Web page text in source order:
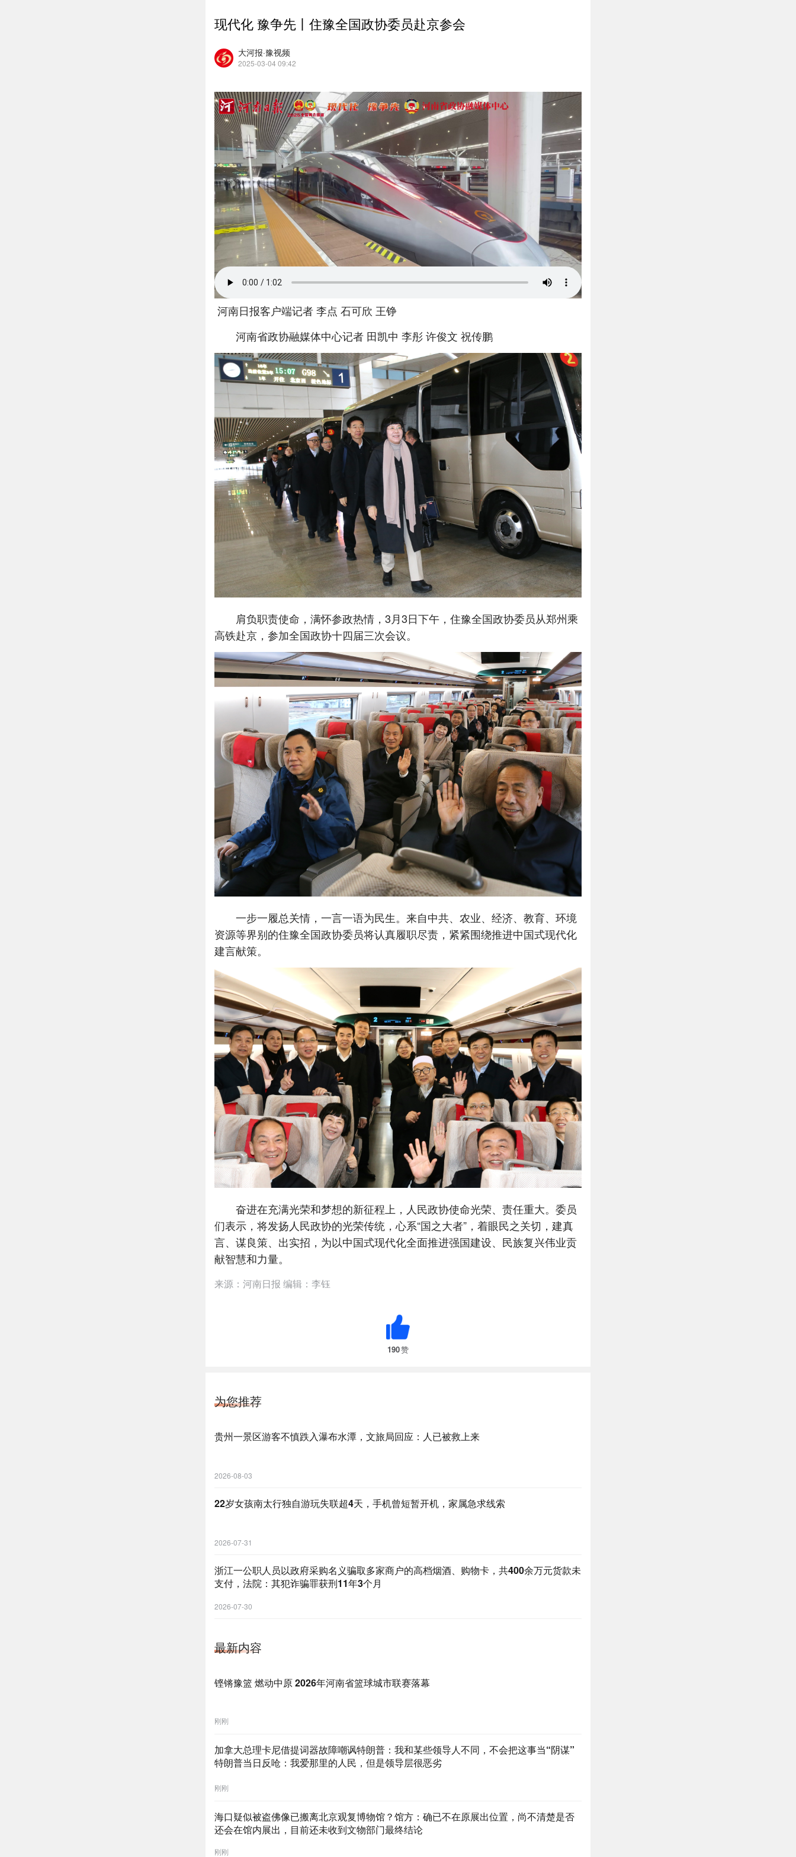
现代化 豫争先丨住豫全国政协委员赴京参会
大河报·豫视频
2025-03-04 09:42
河南日报客户端记者 李点 石可欣 王铮
河南省政协融媒体中心记者 田凯中 李彤 许俊文 祝传鹏
肩负职责使命，满怀参政热情，3月3日下午，住豫全国政协委员从郑州乘
高铁赴京，参加全国政协十四届三次会议。
一步一履总关情，一言一语为民生。来自中共、农业、经济、教育、环境
资源等界别的住豫全国政协委员将认真履职尽责，紧紧围绕推进中国式现代化
建言献策。
奋进在充满光荣和梦想的新征程上，人民政协使命光荣、责任重大。委员
们表示，将发扬人民政协的光荣传统，心系“国之大者”，着眼民之关切，建真
言、谋良策、出实招，为以中国式现代化全面推进强国建设、民族复兴伟业贡
献智慧和力量。
来源：河南日报 编辑：李钰
190赞
为您推荐
贵州一景区游客不慎跌入瀑布水潭，文旅局回应：人已被救上来
2026-08-03
22岁女孩南太行独自游玩失联超4天，手机曾短暂开机，家属急求线索
2026-07-31
浙江一公职人员以政府采购名义骗取多家商户的高档烟酒、购物卡，共400余万元货款未
支付，法院：其犯诈骗罪获刑11年3个月
2026-07-30
最新内容
铿锵豫篮 燃动中原 2026年河南省篮球城市联赛落幕
刚刚
加拿大总理卡尼借提词器故障嘲讽特朗普：我和某些领导人不同，不会把这事当“阴谋”
特朗普当日反呛：我爱那里的人民，但是领导层很恶劣
刚刚
海口疑似被盗佛像已搬离北京观复博物馆？馆方：确已不在原展出位置，尚不清楚是否
还会在馆内展出，目前还未收到文物部门最终结论
刚刚